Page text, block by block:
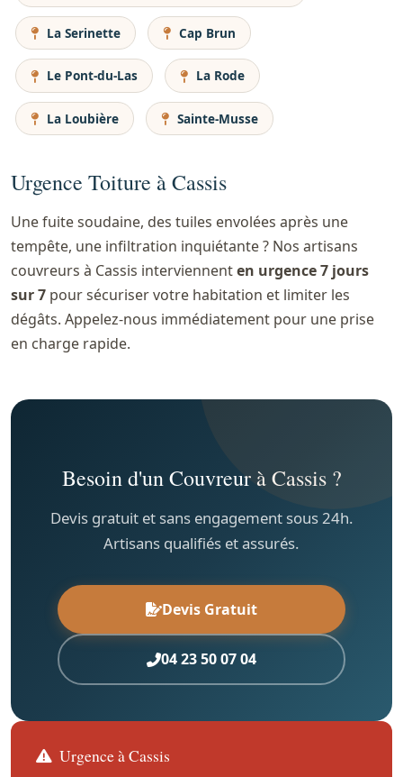
La Serinette Cap Brun
Le Pont-du-Las La Rode
La Loubière Sainte-Musse
Urgence Toiture à Cassis
Une fuite soudaine, des tuiles envolées après une
tempête, une infiltration inquiétante ? Nos artisans
couvreurs à Cassis interviennenten urgence 7 jours
sur 7 pour sécuriser votre habitation et limiter les
dégâts. Appelez-nous immédiatement pour une prise
en charge rapide.
Besoin d'un Couvreur à Cassis ?
Devis gratuit et sans engagement sous 24h.
Artisans qualifiés et assurés.
Devis Gratuit
04 23 50 07 04
Urgence à Cassis